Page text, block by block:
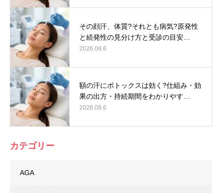
その顔汗、体質?それとも病気?原発性
と続発性の見分け方と受診の目安…
2026.08.6
額の汗にボトックスは効く?仕組み・効
果の出方・持続期間をわかりやす…
2026.08.6
カテゴリー
AGA